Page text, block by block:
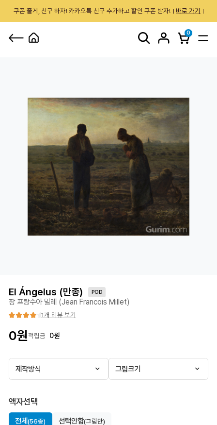
쿠폰 줄게, 친구 하자! 카카오톡 친구 추가하고 할인 쿠폰 받자! 바로 가기
0
El Ángelus (만종) POD
장 프랑수아 밀레 (Jean Francois Millet)
1개 리뷰 보기
0원적립금 0원
제작방식 그림크기
액자선택
전체(56종) 선택안함(그림만)